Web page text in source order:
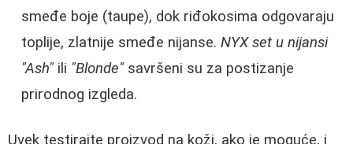
smeđe boje (taupe), dok riđokosima odgovaraju
toplije, zlatnije smeđe nijanse. NYX set u nijansi
"Ash" ili "Blonde" savršeni su za postizanje
prirodnog izgleda.
Uvek testirajte proizvod na koži, ako je moguće, i